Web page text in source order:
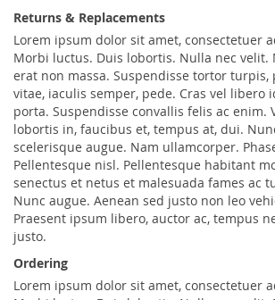
Returns & Replacements
Lorem ipsum dolor sit amet, consectetuer
Morbi luctus. Duis lobortis. Nulla nec
erat non massa. Suspendisse tortor turpis,
vitae, iaculis semper, pede. Cras vel libero
porta. Suspendisse convallis felis ac enim.
lobortis in, faucibus et, tempus at, dui.
scelerisque augue. Nam ullamcorper.
Pellentesque nisl. Pellentesque habitant
senectus et netus et malesuada fames ac
Nunc augue. Aenean sed justo non leo
Praesent ipsum libero, auctor ac, tempus
justo.
Ordering
Lorem ipsum dolor sit amet, consectetuer